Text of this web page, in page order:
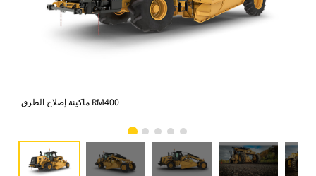
ماكينة إصلاح الطرق RM400